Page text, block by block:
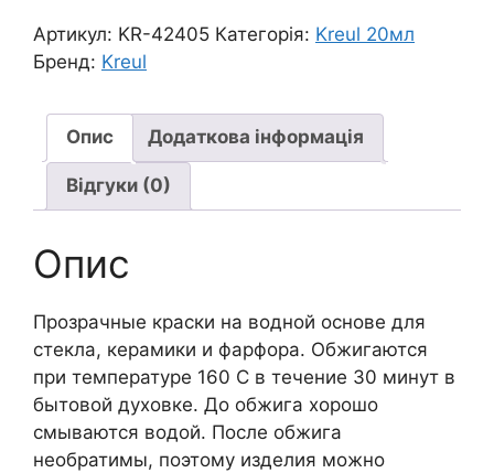
ВИР-
ВА,Краска
по
стеклу
Glass
Color
до
180*)
Line
Kreul
20мл
ОРАНЖЕВЫЙ
кількість
Артикул: KR-42405 Категорія: Kreul 20мл
Бренд: Kreul
Опис Додаткова інформація
Відгуки (0)
Опис
Прозрачные краски на водной основе для
стекла, керамики и фарфора. Обжигаются
при температуре 160 С в течение 30 минут в
бытовой духовке. До обжига хорошо
смываются водой. После обжига
необратимы, поэтому изделия можно